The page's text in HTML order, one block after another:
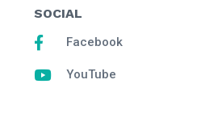
SOCIAL
Facebook
YouTube